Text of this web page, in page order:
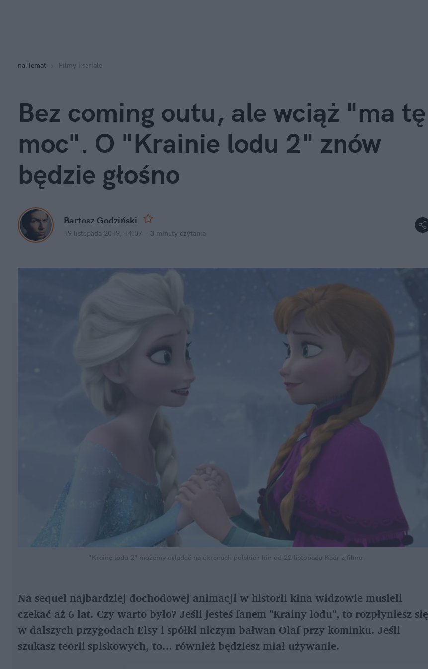
na:Temat Filmy i seriale
Bez coming outu, ale wciąż "ma tę
moc". O "Krainie lodu 2" znów
będzie głośno
Bartosz Godziński
19 listopada 2019, 14:07 3 minuty czytania
"Krainę lodu 2" możemy oglądać na ekranach polskich kin od 22 listopada Kadr z filmu
Na sequel najbardziej dochodowej animacji w historii kina widzowie musieli
czekać aż 6 lat. Czy warto było? Jeśli jesteś fanem "Krainy lodu", to rozpłyniesz się
w dalszych przygodach Elsy i spółki niczym bałwan Olaf przy kominku. Jeśli
szukasz teorii spiskowych, to... również będziesz miał używanie.